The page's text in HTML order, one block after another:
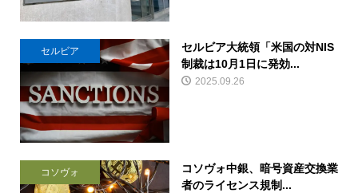
セルビア
セルビア大統領「米国の対NIS
制裁は10月1日に発効...
2025.09.26
コソヴォ
コソヴォ中銀、暗号資産交換業
者のライセンス規制...